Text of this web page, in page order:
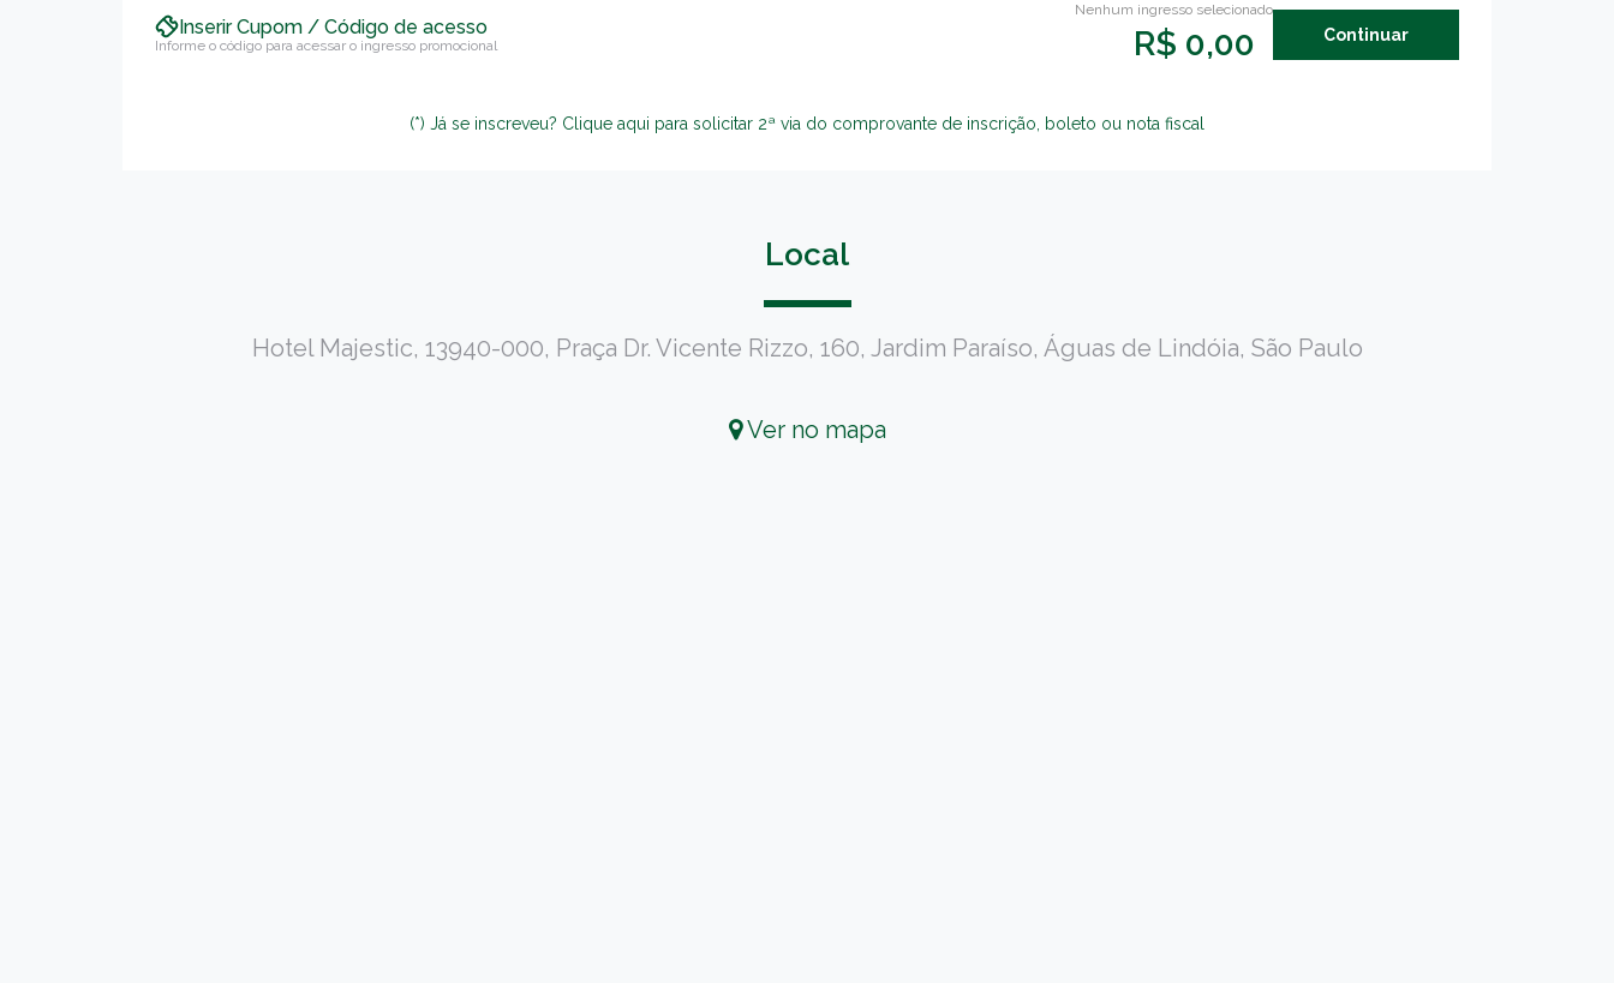
Inserir Cupom / Código de acesso
Informe o código para acessar o ingresso promocional
Nenhum ingresso selecionado
R$ 0,00
(*) Já se inscreveu? Clique aqui para solicitar 2ª via do comprovante de inscrição, boleto ou nota fiscal
Local
Hotel Majestic, 13940-000, Praça Dr. Vicente Rizzo, 160, Jardim Paraíso, Águas de Lindóia, São Paulo
Ver no mapa